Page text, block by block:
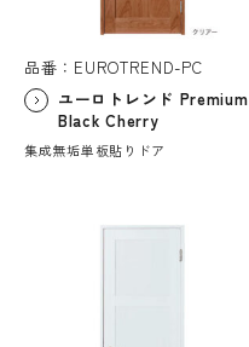
品番：EUROTREND-PC
ユーロトレンド Premium
Black Cherry
集成無垢単板貼りドア